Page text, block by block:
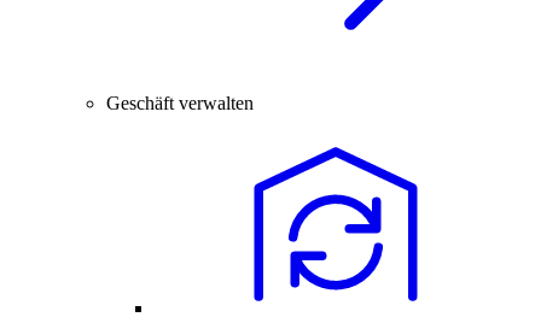
Geschäft verwalten